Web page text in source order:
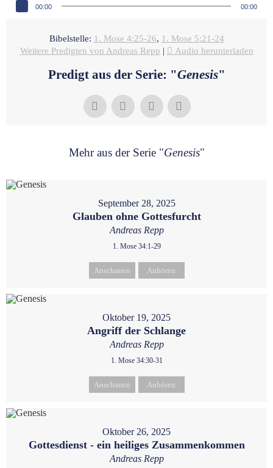
00:00 00:00
Bibelstelle: 1. Mose 4:25-26, 1. Mose 5:21-24
Weitere Predigten von Andreas Repp | Audio herunterladen
Predigt aus der Serie: "Genesis"
Mehr aus der Serie "Genesis"
September 28, 2025
Glauben ohne Gottesfurcht
Andreas Repp
1. Mose 34:1-29
Anschauen Anhören
Oktober 19, 2025
Angriff der Schlange
Andreas Repp
1. Mose 34:30-31
Anschauen Anhören
Oktober 26, 2025
Gottesdienst - ein heiliges Zusammenkommen
Andreas Repp